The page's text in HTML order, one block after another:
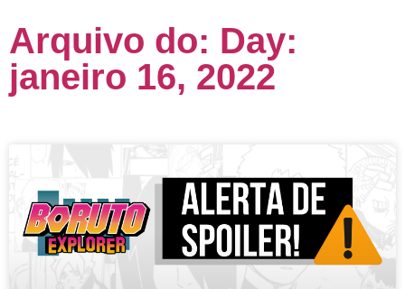
Arquivo do: Day:
janeiro 16, 2022